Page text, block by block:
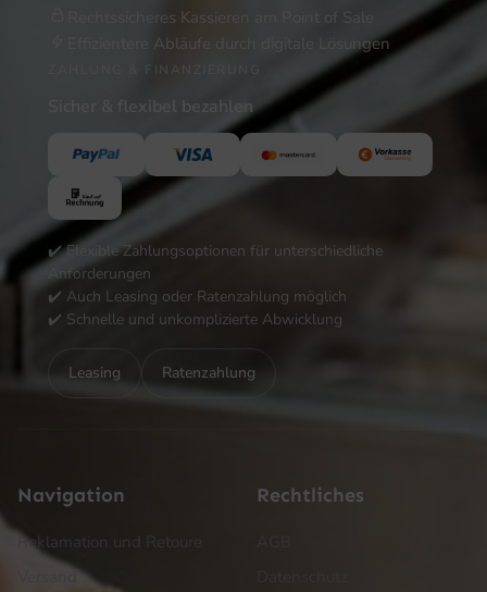
Rechtssicheres Kassieren am Point of Sale
Effizientere Abläufe durch digitale Lösungen
ZAHLUNG & FINANZIERUNG
Sicher & flexibel bezahlen
✔️ Flexible Zahlungsoptionen für unterschiedliche
Anforderungen
✔️ Auch Leasing oder Ratenzahlung möglich
✔️ Schnelle und unkomplizierte Abwicklung
Leasing Ratenzahlung
Navigation
Reklamation und Retoure
Rechtliches